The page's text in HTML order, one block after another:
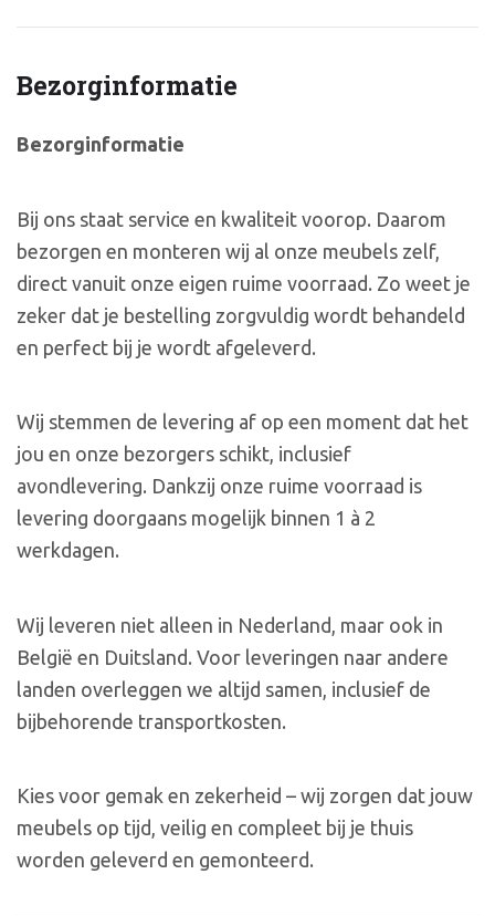
Bezorginformatie
Bezorginformatie
Bij ons staat service en kwaliteit voorop. Daarom
bezorgen en monteren wij al onze meubels zelf,
direct vanuit onze eigen ruime voorraad. Zo weet je
zeker dat je bestelling zorgvuldig wordt behandeld
en perfect bij je wordt afgeleverd.
Wij stemmen de levering af op een moment dat het
jou en onze bezorgers schikt, inclusief
avondlevering. Dankzij onze ruime voorraad is
levering doorgaans mogelijk binnen 1 à 2
werkdagen.
Wij leveren niet alleen in Nederland, maar ook in
België en Duitsland. Voor leveringen naar andere
landen overleggen we altijd samen, inclusief de
bijbehorende transportkosten.
Kies voor gemak en zekerheid – wij zorgen dat jouw
meubels op tijd, veilig en compleet bij je thuis
worden geleverd en gemonteerd.